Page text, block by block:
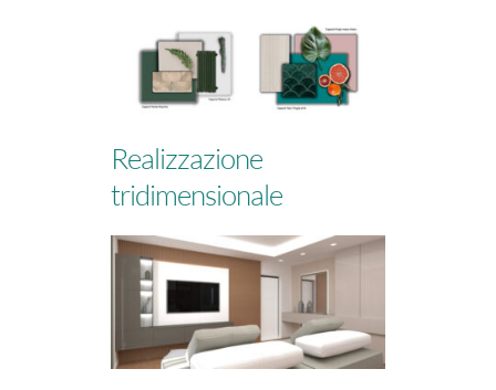
Realizzazione
tridimensionale